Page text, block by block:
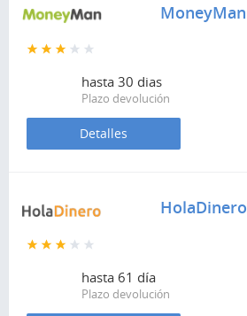
MoneyMan
hasta 30 dias
Plazo devolución
Detalles
HolaDinero
hasta 61 día
Plazo devolución